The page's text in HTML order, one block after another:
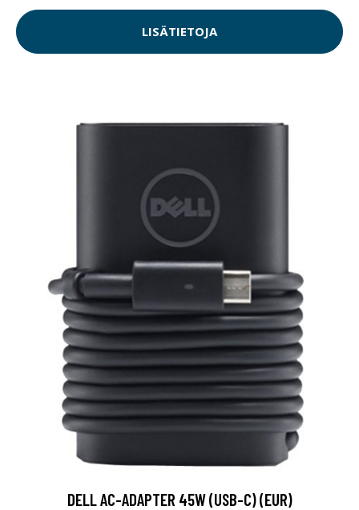
LISÄTIETOJA
DELL AC-ADAPTER 45W (USB-C) (EUR)